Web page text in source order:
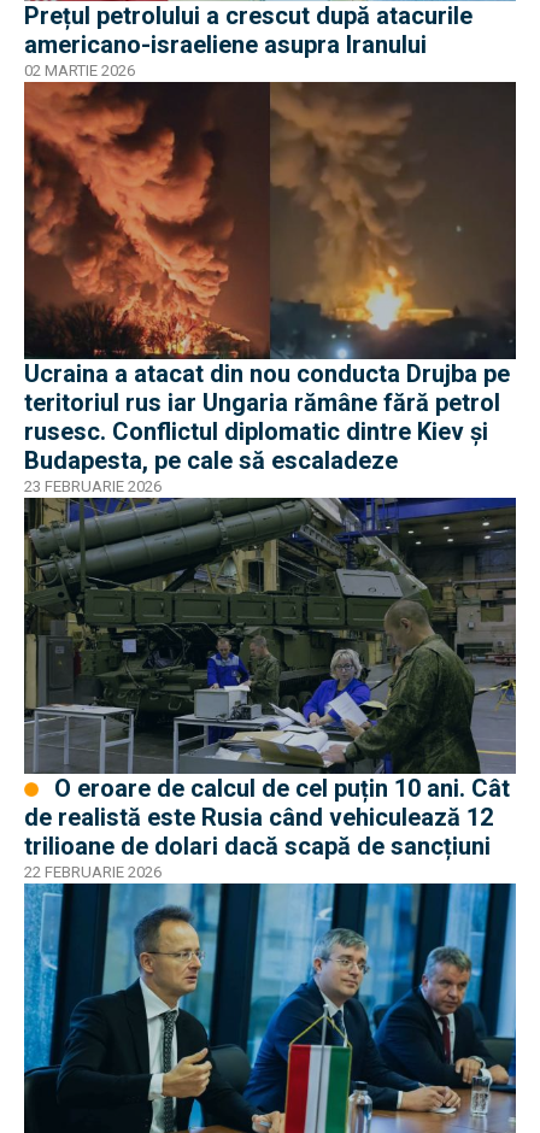
Prețul petrolului a crescut după atacurile
americano-israeliene asupra Iranului
02 MARTIE 2026
Ucraina a atacat din nou conducta Drujba pe
teritoriul rus iar Ungaria rămâne fără petrol
rusesc. Conflictul diplomatic dintre Kiev și
Budapesta, pe cale să escaladeze
23 FEBRUARIE 2026
de realistă este Rusia când vehiculează 12
trilioane de dolari dacă scapă de sancțiuni
22 FEBRUARIE 2026